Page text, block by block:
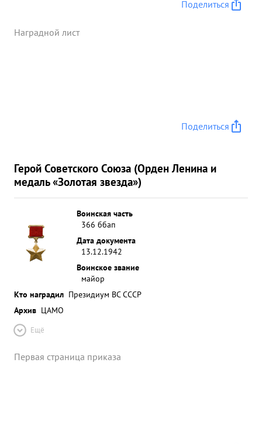
выполнение боевых заданий представлено 20
раждению д: Капитан БАРДЕЕВ за проявленную
Поделиться
Наградной лист
Поделиться
Герой Советского Союза (Орден Ленина и
медаль «Золотая звезда»)
Воинская часть
366 ббап
Дата документа
13.12.1942
Воинское звание
майор
Кто наградил Президиум ВС СССР
Архив ЦАМО
Ещё
Первая страница приказа